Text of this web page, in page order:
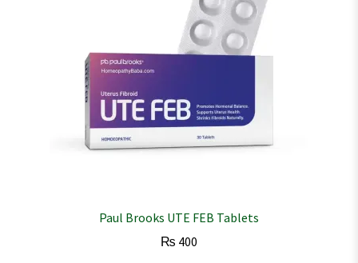
Paul Brooks UTE FEB Tablets
₨ 400